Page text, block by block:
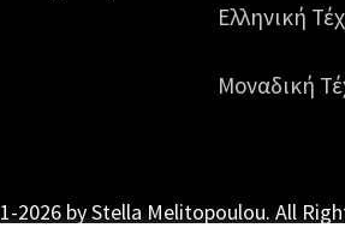
Ελληνική
Μοναδική
2026 by Stella Melitopoulou. All